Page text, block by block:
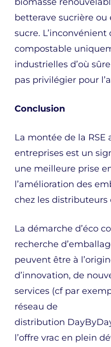
betterave sucrière ou
sucre. L’inconvénient
compostable
industrielles d’où
pas privilégier pour
Conclusion
La montée de la RSE
entreprises est un
une meilleure prise
l’amélioration des
chez les distributeurs
La démarche d’éco
recherche
peuvent être à
d’innovation, de
services (cf par
réseau de
distribution
l’offre vrac en plein